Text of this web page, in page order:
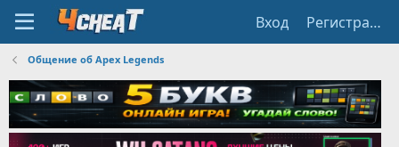
Вход Регистрация
Общение об Apex Legends